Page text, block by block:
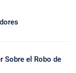
Sobre el Robo de